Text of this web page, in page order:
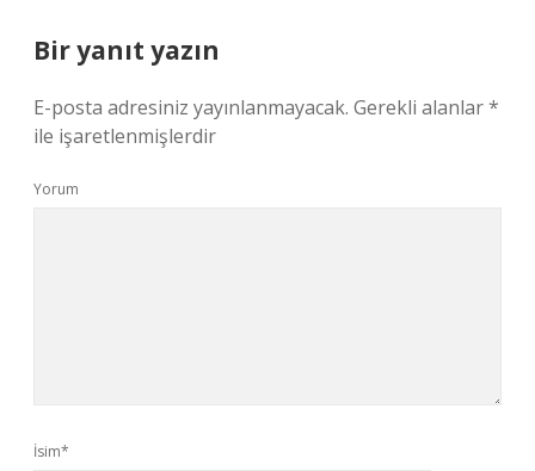
Bir yanıt yazın
E-posta adresiniz yayınlanmayacak. Gerekli alanlar*
ile işaretlenmişlerdir
Yorum
İsim*